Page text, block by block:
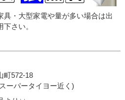
具・大型家電や量が多い場合は出
さい。
町572-18
ーパータイヨー近く)